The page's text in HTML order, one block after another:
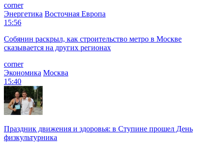
corner
Энергетика Восточная Европа
15:56
Собянин раскрыл, как строительство метро в Москве
сказывается на других регионах
corner
Экономика Москва
15:40
Праздник движения и здоровья: в Ступине прошел День
физкультурника